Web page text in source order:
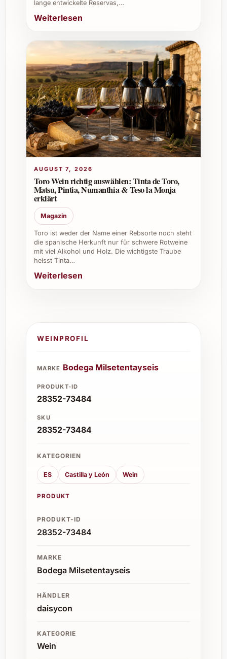
Weinkeller:
Eine bereichernde
Ergänzung mit gutem Lagerpotenzial
Bestellen Sie Milsetentayseis La Peña Rosado
2021 jetzt und erleben Sie einen frischen,
vielseitigen Rosé, der jeden Anlass veredelt
und Freude bereitet.
lange entwickelte Reservas,…
Weiterlesen
AUGUST 7, 2026
Toro Wein richtig auswählen: Tinta de Toro,
Matsu, Pintia, Numanthia & Teso la Monja
erklärt
Magazin
Toro ist weder der Name einer Rebsorte noch steht
die spanische Herkunft nur für schwere Rotweine
mit viel Alkohol und Holz. Die wichtigste Traube
heisst Tinta…
Weiterlesen
WEINPROFIL
MARKE Bodega Milsetentayseis
PRODUKT-ID
28352-73484
SKU
28352-73484
KATEGORIEN
ES Castilla y León Wein
PRODUKT
PRODUKT-ID
28352-73484
MARKE
Bodega Milsetentayseis
HÄNDLER
daisycon
KATEGORIE
Wein